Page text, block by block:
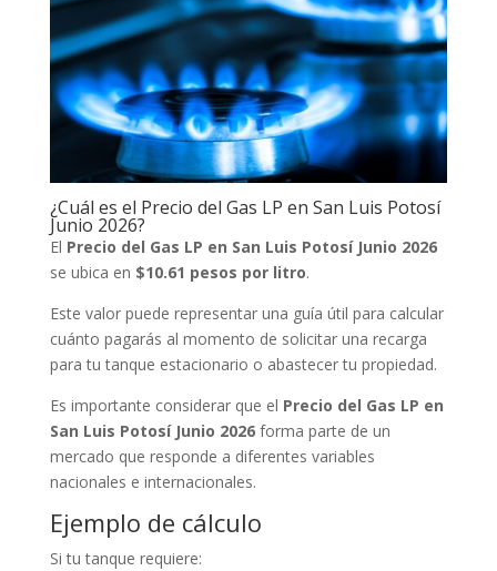
¿Cuál es el Precio del Gas LP en San Luis Potosí
Junio 2026?
El Precio del Gas LP en San Luis Potosí Junio 2026
se ubica en $10.61 pesos por litro.
Este valor puede representar una guía útil para calcular
cuánto pagarás al momento de solicitar una recarga
para tu tanque estacionario o abastecer tu propiedad.
Es importante considerar que el Precio del Gas LP en
San Luis Potosí Junio 2026forma parte de un
mercado que responde a diferentes variables
nacionales e internacionales.
Ejemplo de cálculo
Si tu tanque requiere: